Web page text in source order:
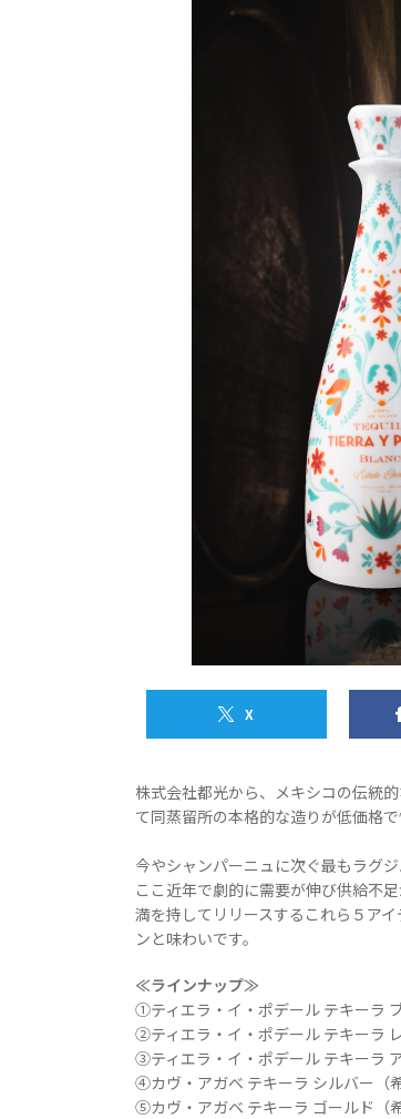
X
株式会社都光から、メキシコの伝統
て同蒸留所の本格的な造りが低価格
今やシャンパーニュに次ぐ最もラグ
ここ近年で劇的に需要が伸び供給不
満を持してリリースするこれら５ア
ンと味わいです。
≪ラインナップ≫
①ティエラ・イ・ポデール テキーラ
②ティエラ・イ・ポデール テキーラ
③ティエラ・イ・ポデール テキーラ
④カヴ・アガベ テキーラ シルバー（
⑤カヴ・アガベ テキーラ ゴールド（